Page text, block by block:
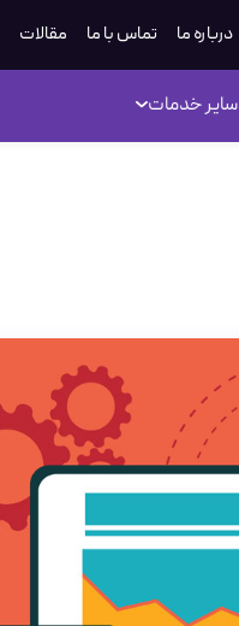
درباره ما تماس با ما مقالات
سایر خدمات